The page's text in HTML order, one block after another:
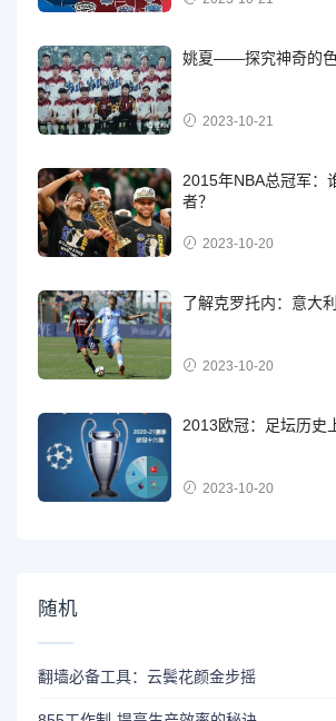
姚夏——探究神奇的
2023-10-21
2015年NBA总冠军：
者？
2023-10-20
了解克罗托内：意大
2023-10-20
2013欧冠：足坛历史
2023-10-20
随机
翻墙必备工具：云鬓花颜金步摇